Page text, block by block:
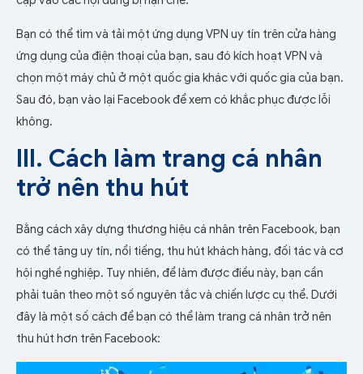
Bạn có thể tìm và tải một ứng dụng VPN uy tín trên cửa hàng
ứng dụng của điện thoại của bạn, sau đó kích hoạt VPN và
chọn một máy chủ ở một quốc gia khác với quốc gia của bạn.
Sau đó, bạn vào lại Facebook để xem có khắc phục được lỗi
không.
III. Cách làm trang cá nhân
trở nên thu hút
Bằng cách xây dựng thương hiệu cá nhân trên Facebook, bạn
có thể tăng uy tín, nổi tiếng, thu hút khách hàng, đối tác và cơ
hội nghề nghiệp. Tuy nhiên, để làm được điều này, bạn cần
phải tuân theo một số nguyên tắc và chiến lược cụ thể. Dưới
đây là một số cách để bạn có thể làm trang cá nhân trở nên
thu hút hơn trên Facebook: